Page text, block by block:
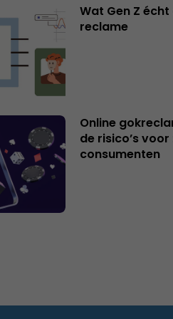
Wat Gen Z
reclame
Online
de risico’s
consumenten